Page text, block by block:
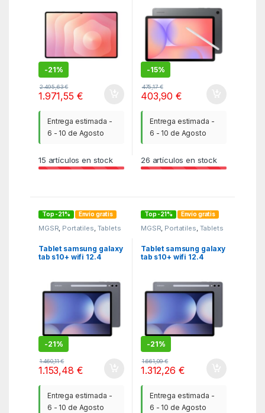
-21%
2.495,63€
1.971,55 €
Entrega estimada -
6 - 10 de Agosto
15 artículos en stock
-15%
475,17€
403,90€
Entrega estimada -
6 - 10 de Agosto
26 artículos en stock
Top -21% Envío gratis
MGSR Portatiles Tablets
Tablet samsung galaxy
tab s10+ wifi 12.4
-21%
1.460,11€
1.153,48 €
Entrega estimada -
6 - 10 de Agosto
Top -21% Envío gratis
MGSR Portatiles Tablets
Tablet samsung galaxy
tab s10+ wifi 12.4
-21%
1.661,09€
1.312,26 €
Entrega estimada -
6 - 10 de Agosto